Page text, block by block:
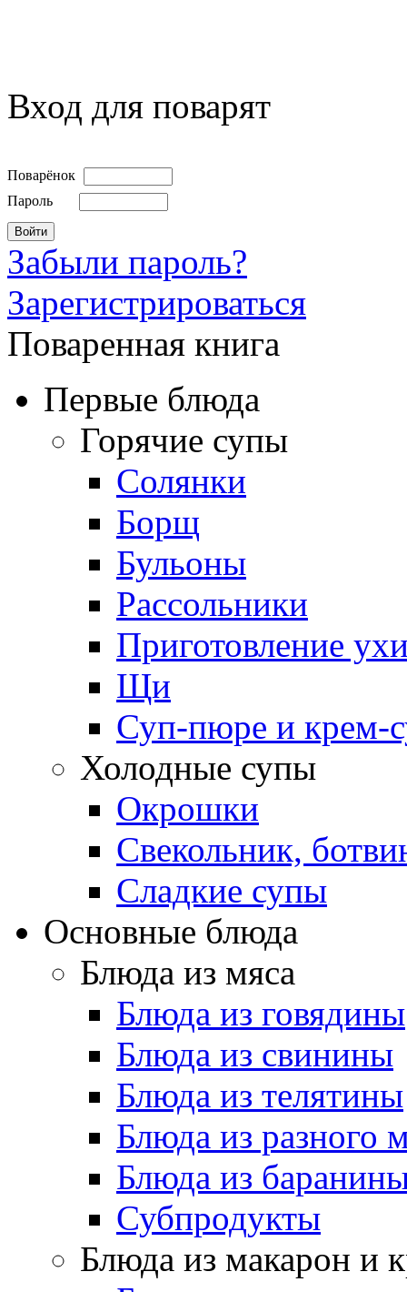
Вход для поварят
Поварёнок
Пароль
Забыли пароль?
Зарегистрироваться
Поваренная книга
Первые блюда
Горячие супы
Солянки
Борщ
Бульоны
Рассольники
Приготовление
Щи
Суп-пюре и крем-
Холодные супы
Окрошки
Свекольник,
Cладкие супы
Основные блюда
Блюда из мяса
Блюда из говядины
Блюда из свинины
Блюда из телятины
Блюда из разного
Блюда из
Субпродукты
Блюда из макарон и